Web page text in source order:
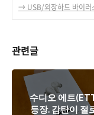
관련글
수디오 에트
등장. 감탄이 절